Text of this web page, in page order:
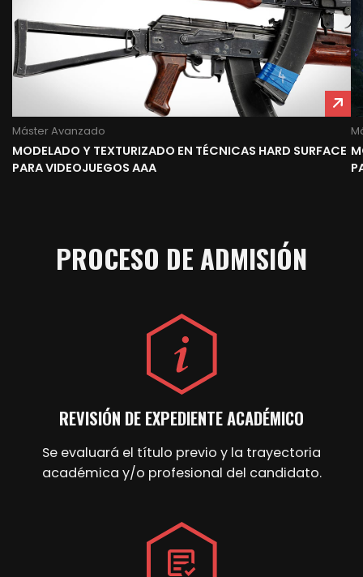
Máster Avanzado
MODELADO Y TEXTURIZADO EN TÉCNICAS HARD SURFACE
PARA VIDEOJUEGOS AAA
PROCESO DE ADMISIÓN
REVISIÓN DE EXPEDIENTE ACADÉMICO
Se evaluará el título previo y la trayectoria
académica y/o profesional del candidato.